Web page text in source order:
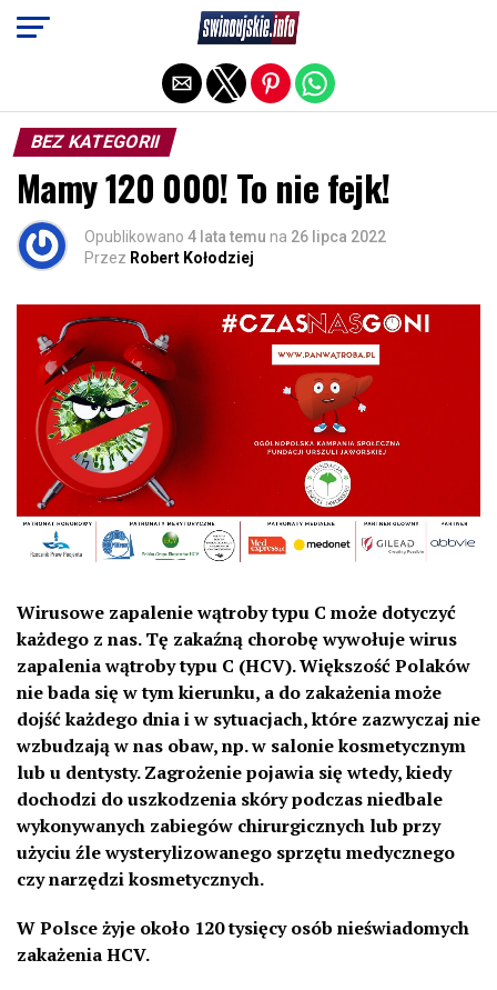
BEZ KATEGORII
Mamy 120 000! To nie fejk!
Opublikowano 4 lata temu na 26 lipca 2022
Przez Robert Kołodziej
Wirusowe zapalenie wątroby typu C może dotyczyć
każdego z nas. Tę zakaźną chorobę wywołuje wirus
zapalenia wątroby typu C (HCV). Większość Polaków
nie bada się w tym kierunku, a do zakażenia może
dojść każdego dnia i w sytuacjach, które zazwyczaj nie
wzbudzają w nas obaw, np. w salonie kosmetycznym
lub u dentysty. Zagrożenie pojawia się wtedy, kiedy
dochodzi do uszkodzenia skóry podczas niedbale
wykonywanych zabiegów chirurgicznych lub przy
użyciu źle wysterylizowanego sprzętu medycznego
czy narzędzi kosmetycznych.
W Polsce żyje około 120 tysięcy osób nieświadomych
zakażenia HCV.
Exit mobile version